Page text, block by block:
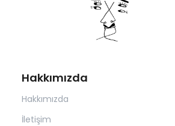
Hakkımızda
Hakkımızda
İletişim